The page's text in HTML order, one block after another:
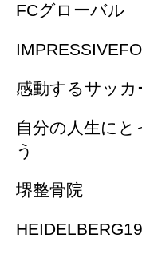
FCグローバル
感動するサッカ
自分の人生にと
う
堺整骨院